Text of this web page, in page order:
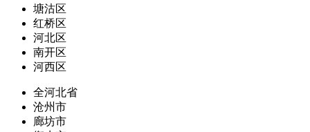
塘沽区
红桥区
河北区
南开区
河西区
全河北省
沧州市
廊坊市